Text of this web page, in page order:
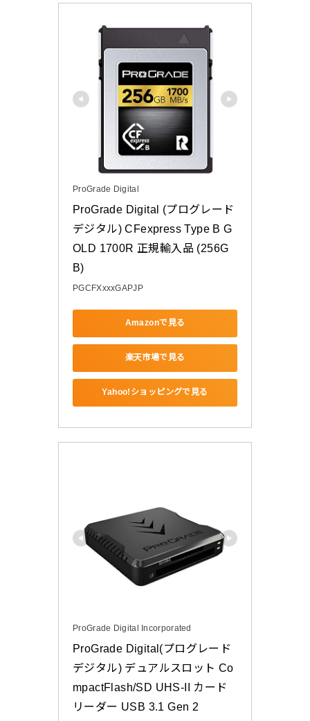
ProGrade Digital
ProGrade Digital (プログレード
デジタル) CFexpress Type B G
OLD 1700R 正規輸入品 (256G
B)
PGCFXxxxGAPJP
Amazonで見る
楽天市場で見る
Yahoo!ショッピングで見る
ProGrade Digital Incorporated
ProGrade Digital(プログレード
デジタル) デュアルスロット Co
mpactFlash/SD UHS-II カード
リーダー USB 3.1 Gen 2